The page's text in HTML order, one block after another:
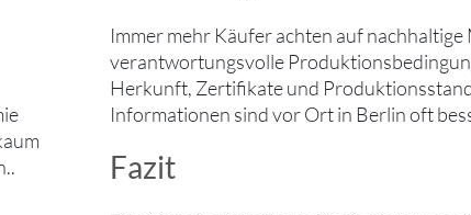
Immer mehr Käufer achten auf
verantwortungsvolle
Herkunft, Zertifikate und
Informationen sind vor Ort in Berlin oft
Fazit